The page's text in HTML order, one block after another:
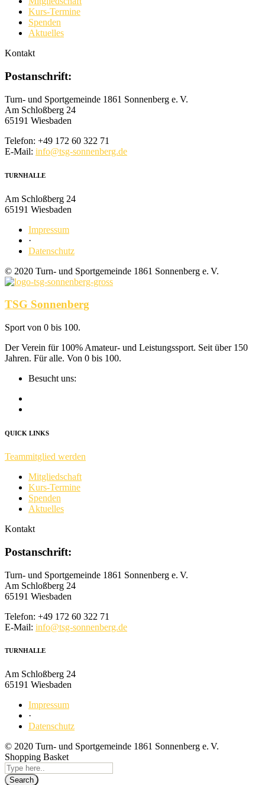
Kurs-Termine
Spenden
Aktuelles
Kontakt
Postanschrift:
Turn- und Sportgemeinde 1861 Sonnenberg e. V.
Am Schloßberg 24
65191 Wiesbaden
Telefon: +49 172 60 322 71
E-Mail: info@tsg-sonnenberg.de
TURN­HALLE
Am Schloßberg 24
65191 Wiesbaden
Impressum
·
Datenschutz
© 2020 Turn- und Sportgemeinde 1861 Sonnenberg e. V.
TSG Sonnenberg
Sport von 0 bis 100.
Der Verein für 100% Amateur- und Leis­tungs­sport. Seit über 150
Jahren. Für alle. Von 0 bis 100.
Besucht uns:
QUICK LINKS
Teammitglied werden
Mitgliedschaft
Kurs-Termine
Spenden
Aktuelles
Kontakt
Postanschrift:
Turn- und Sportgemeinde 1861 Sonnenberg e. V.
Am Schloßberg 24
65191 Wiesbaden
Telefon: +49 172 60 322 71
E-Mail: info@tsg-sonnenberg.de
TURN­HALLE
Am Schloßberg 24
65191 Wiesbaden
Impressum
·
Datenschutz
© 2020 Turn- und Sportgemeinde 1861 Sonnenberg e. V.
Shopping Basket